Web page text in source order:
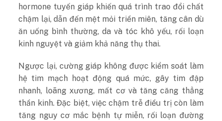
hormone tuyến giáp khiến quá trình trao đổi chất
chậm lại, dẫn đến mệt mỏi triền miên, tăng cân dù
ăn uống bình thường, da và tóc khô yếu, rối loạn
kinh nguyệt và giảm khả năng thụ thai.
Ngược lại, cường giáp không được kiểm soát làm
hệ tim mạch hoạt động quá mức, gây tim đập
nhanh, loãng xương, mất cơ và tăng căng thẳng
thần kinh. Đặc biệt, việc chậm trễ điều trị còn làm
tăng nguy cơ mắc bệnh tự miễn, rối loạn đường